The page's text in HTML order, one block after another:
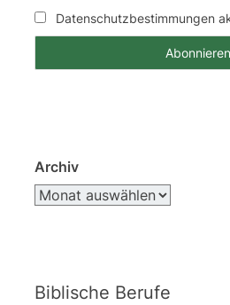
Datenschutzbestimmungen
Archiv
Biblische Berufe